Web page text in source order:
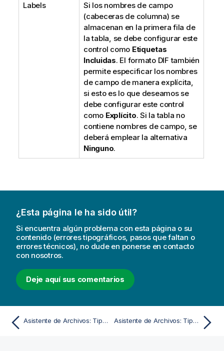
Labels
Si los nombres de campo
(cabeceras de columna) se
almacenan en la primera fila de
la tabla, se debe configurar este
control como Etiquetas
Incluidas. El formato DIF también
permite especificar los nombres
de campo de manera explícita,
si esto es lo que deseamos se
debe configurar este control
como Explícito. Si la tabla no
contiene nombres de campo, se
deberá emplear la alternativa
Ninguno.
¿Esta página le ha sido útil?
Si encuentra algún problema con esta página o su
contenido (errores tipográficos, pasos que faltan o
errores técnicos), no dude en ponerse en contacto
con nosotros.
Deje aquí sus comentarios
Asistente de Archivos: Tipo - Excel XLS Asistente de Archivos: Tipo - HTML